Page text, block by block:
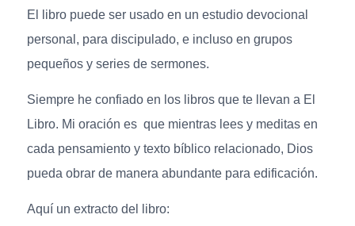
El libro puede ser usado en un estudio devocional
personal, para discipulado, e incluso en grupos
pequeños y series de sermones.
Siempre he confiado en los libros que te llevan a El
Libro. Mi oración es que mientras lees y meditas en
cada pensamiento y texto bíblico relacionado, Dios
pueda obrar de manera abundante para edificación.
Aquí un extracto del libro: